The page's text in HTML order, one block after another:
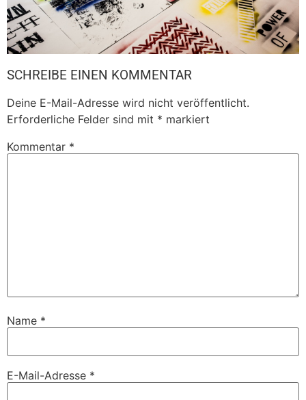
SCHREIBE EINEN KOMMENTAR
Deine E-Mail-Adresse wird nicht veröffentlicht.
Erforderliche Felder sind mit * markiert
Kommentar *
Name *
E-Mail-Adresse *